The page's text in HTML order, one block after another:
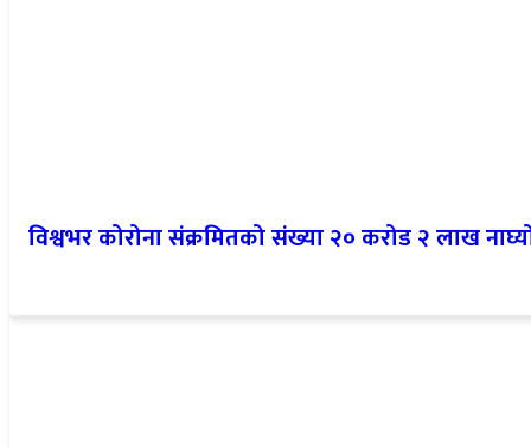
विश्वभर कोरोना संक्रमितको संख्या २० करोड २ लाख